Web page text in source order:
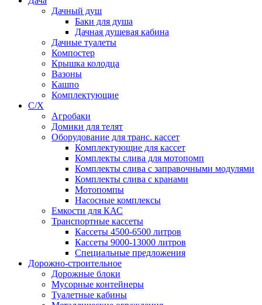
Дачный душ
Баки для душа
Дачная душевая кабина
Дачные туалеты
Компостер
Крышка колодца
Вазоны
Кашпо
Комплектующие
С/Х
Агробаки
Домики для телят
Оборудование для транс. кассет
Комплектующие для кассет
Комплекты слива для мотопомп
Комплекты слива с заправочными модулями
Комплекты слива с кранами
Мотопомпы
Насосные комплексы
Емкости для КАС
Транспортные кассеты
Кассеты 4500-6500 литров
Кассеты 9000-13000 литров
Специальные предложения
Дорожно-строительное
Дорожные блоки
Мусорные контейнеры
Туалетные кабины